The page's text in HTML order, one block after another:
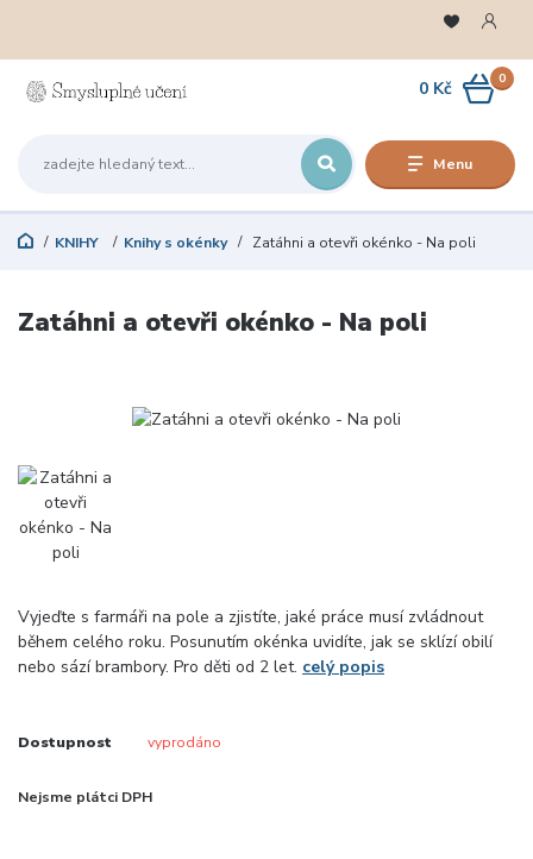
Menu
0
0 Kč
KNIHY Knihy s okénky Zatáhni a otevři okénko - Na poli
Zatáhni a otevři okénko - Na poli
Vyjeďte s farmáři na pole a zjistíte, jaké práce musí zvládnout
během celého roku. Posunutím okénka uvidíte, jak se sklízí obilí
nebo sází brambory. Pro děti od 2 let. celý popis
Dostupnost vyprodáno
Nejsme plátci DPH